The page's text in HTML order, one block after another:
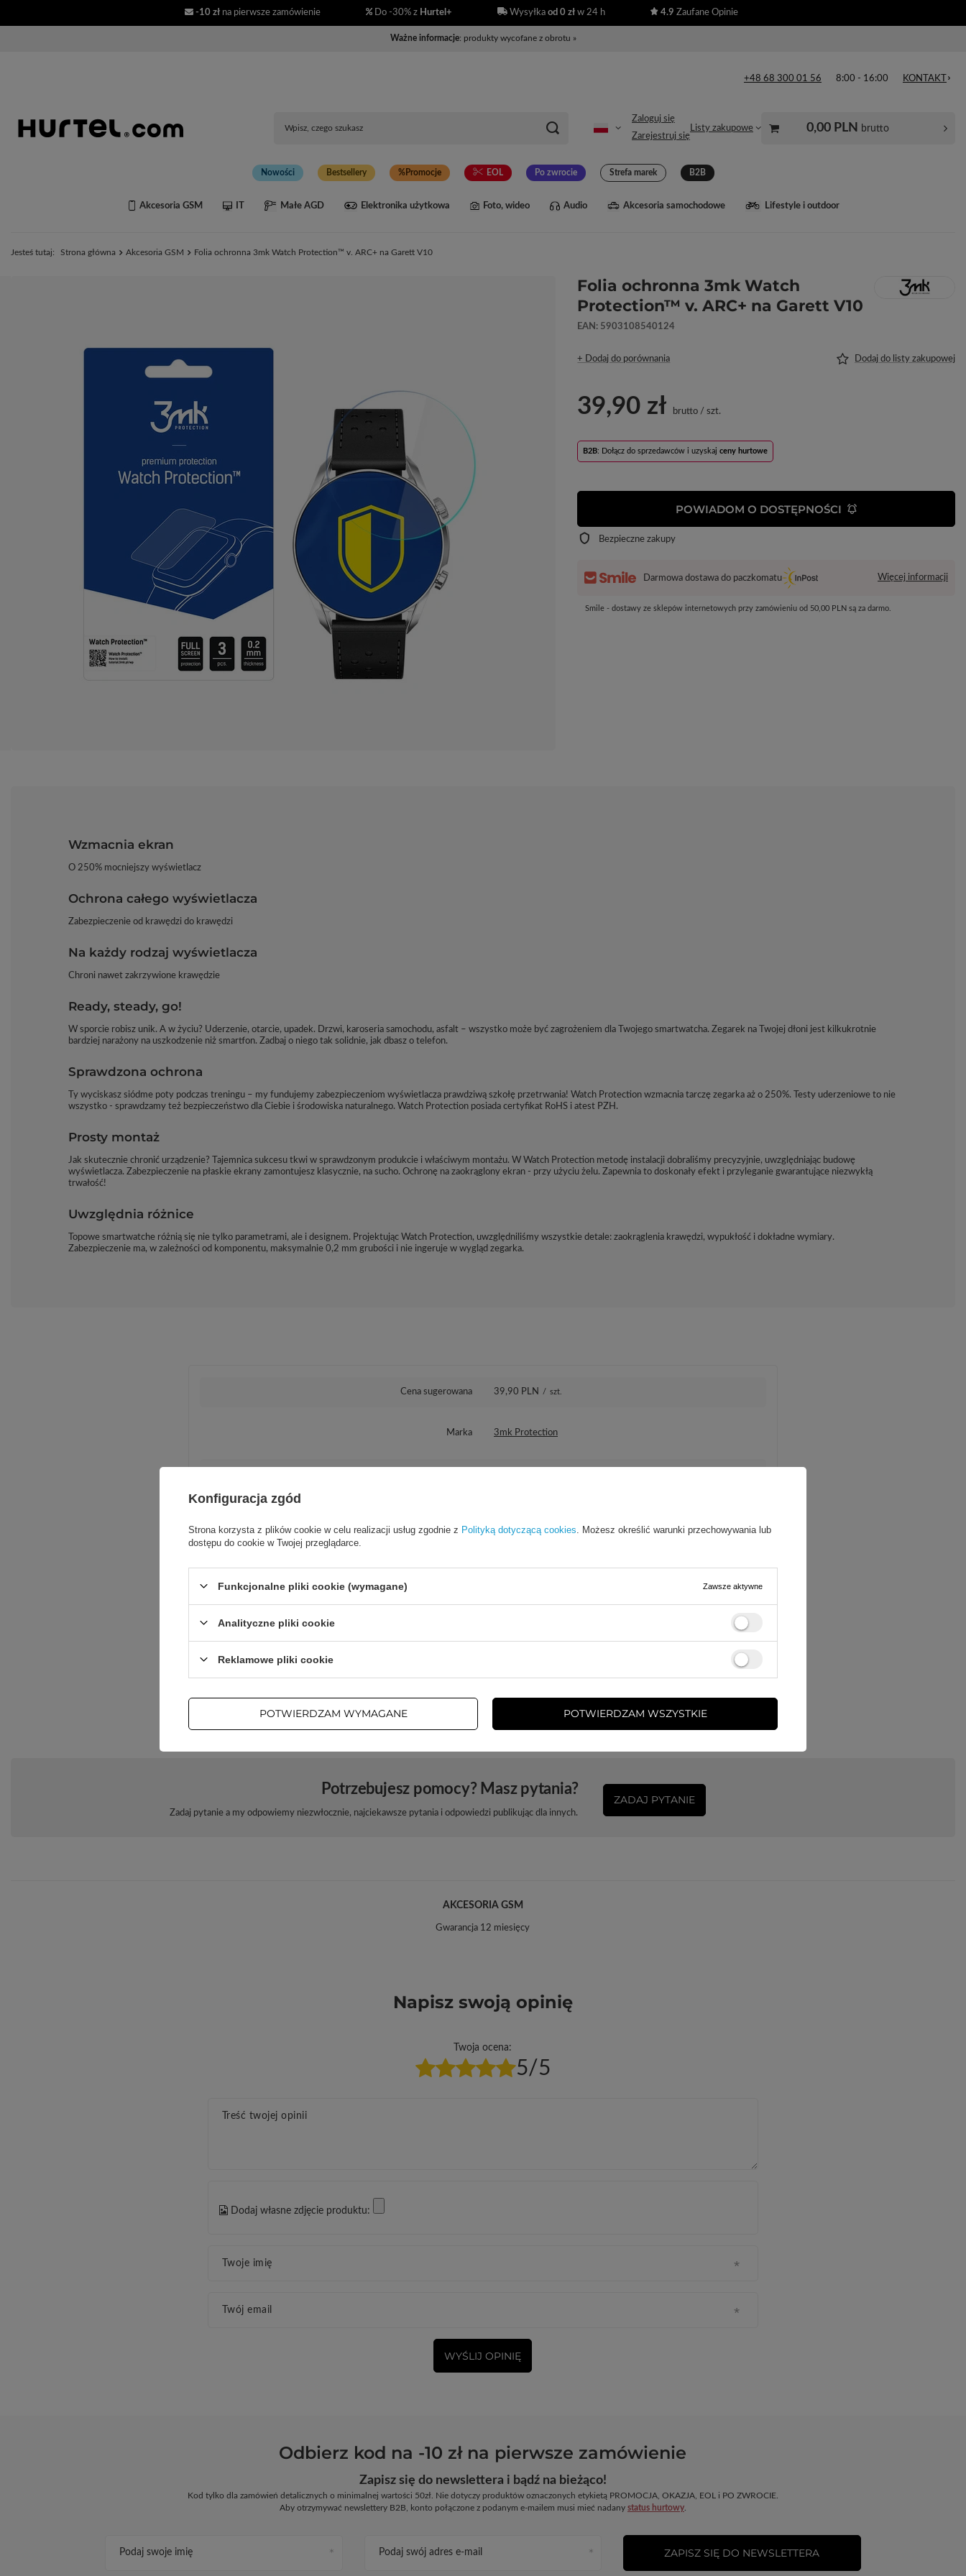
-10 zł na pierwsze zamówienie Do -30% z Hurtel+ Wysyłka od 0 złw 24 h 4.9 Zaufane Opinie
Ważne informacje: produkty wycofane z obrotu »
+48 68 300 01 56 8:00 - 16:00 KONTAKT
Zaloguj się
Zarejestruj się
Listy zakupowe 0,00 PLN brutto
Nowości Bestsellery Promocje EOL Po zwrocie Strefa marek B2B
Akcesoria GSM IT Małe AGD Elektronika użytkowa Foto, wideo Audio Akcesoria samochodowe Lifestyle i outdoor
Jesteś tutaj: Strona główna Akcesoria GSM Folia ochronna 3mk Watch Protection™ v. ARC+ na Garett V10
Folia ochronna 3mk Watch
Protection™ v. ARC+ na Garett V10
EAN: 5903108540124
+ Dodaj do porównania Dodaj do listy zakupowej
39,90 zł brutto /szt.
B2B: Dołącz do sprzedawców i uzyskajceny hurtowe
POWIADOM O DOSTĘPNOŚCI
Bezpieczne zakupy
Darmowa dostawa do paczkomatu Więcej informacji
Smile - dostawy ze sklepów internetowych przy zamówieniu od 50,00 PLN są za darmo.
Wzmacnia ekran
O 250% mocniejszy wyświetlacz
Ochrona całego wyświetlacza
Zabezpieczenie od krawędzi do krawędzi
Na każdy rodzaj wyświetlacza
Chroni nawet zakrzywione krawędzie
Ready, steady, go!
W sporcie robisz unik. A w życiu? Uderzenie, otarcie, upadek. Drzwi, karoseria samochodu, asfalt – wszystko może być zagrożeniem dla Twojego smartwatcha. Zegarek na Twojej dłoni jest kilkukrotnie
bardziej narażony na uszkodzenie niż smartfon. Zadbaj o niego tak solidnie, jak dbasz o telefon.
Sprawdzona ochrona
Ty wyciskasz siódme poty podczas treningu – my fundujemy zabezpieczeniom wyświetlacza prawdziwą szkołę przetrwania! Watch Protection wzmacnia tarczę zegarka aż o 250%. Testy uderzeniowe to nie
wszystko - sprawdzamy też bezpieczeństwo dla Ciebie i środowiska naturalnego. Watch Protection posiada certyfikat RoHS i atest PZH.
Prosty montaż
Jak skutecznie chronić urządzenie? Tajemnica sukcesu tkwi w sprawdzonym produkcie i właściwym montażu. W Watch Protection metodę instalacji dobraliśmy precyzyjnie, uwzględniając budowę
wyświetlacza. Zabezpieczenie na płaskie ekrany zamontujesz klasycznie, na sucho. Ochronę na zaokrąglony ekran - przy użyciu żelu. Zapewnia to doskonały efekt i przyleganie gwarantujące niezwykłą
trwałość!
Uwzględnia różnice
Topowe smartwatche różnią się nie tylko parametrami, ale i designem. Projektując Watch Protection, uwzględniliśmy wszystkie detale: zaokrąglenia krawędzi, wypukłość i dokładne wymiary.
Zabezpieczenie ma, w zależności od komponentu, maksymalnie 0,2 mm grubości i nie ingeruje w wygląd zegarka.
Cena sugerowana 39,90 PLN / szt.
Marka 3mk Protection
3 Więcej
Szerokość opakowania towaru w cm 9 Więcej
Potrzebujesz pomocy? Masz pytania?
Zadaj pytanie a my odpowiemy niezwłocznie, najciekawsze pytania i odpowiedzi publikując dla innych.
ZADAJ PYTANIE
AKCESORIA GSM
Gwarancja 12 miesięcy
Napisz swoją opinię
Twoja ocena:
5/5
Treść twojej opinii
Dodaj własne zdjęcie produktu:
Twoje imię
Twój email
WYŚLIJ OPINIĘ
Odbierz kod na -10 zł na pierwsze zamówienie
Zapisz się do newslettera i bądź na bieżąco!
Kod tylko dla zamówień detalicznych o minimalnej wartości 50zł. Nie dotyczy produktów oznaczonych etykietą PROMOCJA, OKAZJA, EOL i PO ZWROCIE.
Aby otrzymywać newslettery B2B, konto połączone z podanym e-mailem musi mieć nadany status hurtowy.
Podaj swoje imię Podaj swój adres e-mail ZAPISZ SIĘ DO NEWSLETTERA
Konfiguracja zgód
Strona korzysta z plików cookie w celu realizacji usług zgodnie z Polityką dotyczącą cookies . Możesz określić warunki przechowywania lub
dostępu do cookie w Twojej przeglądarce.
Funkcjonalne pliki cookie (wymagane) Zawsze aktywne
Analityczne pliki cookie
Reklamowe pliki cookie
POTWIERDZAM WYMAGANE POTWIERDZAM WSZYSTKIE